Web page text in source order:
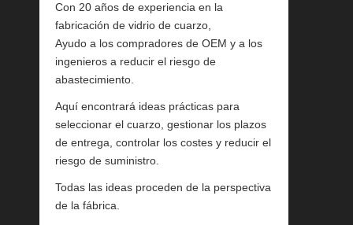
Con 20 años de experiencia en la
fabricación de vidrio de cuarzo,
Ayudo a los compradores de OEM y a los
ingenieros a reducir el riesgo de
abastecimiento.
Aquí encontrará ideas prácticas para
seleccionar el cuarzo, gestionar los plazos
de entrega, controlar los costes y reducir el
riesgo de suministro.
Todas las ideas proceden de la perspectiva
de la fábrica.